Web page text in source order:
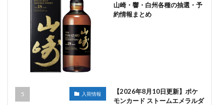
山崎・響・白州各種の抽選・予
約情報まとめ
入荷情報
【2026年8月10日更新】ポケ
モンカード ストームエメラルダ